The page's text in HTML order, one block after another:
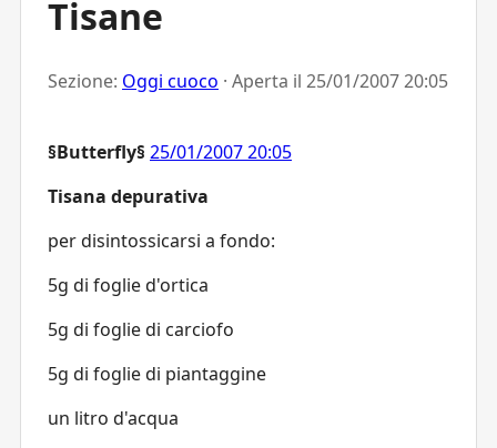
Tisane
Sezione: Oggi cuoco · Aperta il 25/01/2007 20:05
§Butterfly§ 25/01/2007 20:05
Tisana depurativa
per disintossicarsi a fondo:
5g di foglie d'ortica
5g di foglie di carciofo
5g di foglie di piantaggine
un litro d'acqua